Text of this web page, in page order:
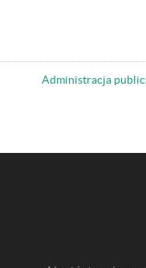
Administracja